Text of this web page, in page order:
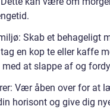
Skab et behageligt
en kop te eller kaffe
at slappe af og
Vær åben over for at
horisont og give dig